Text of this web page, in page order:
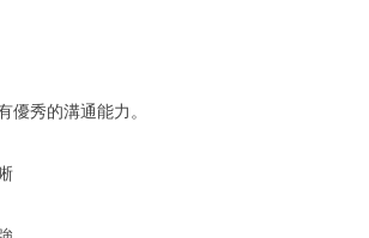
優秀的溝通能力。